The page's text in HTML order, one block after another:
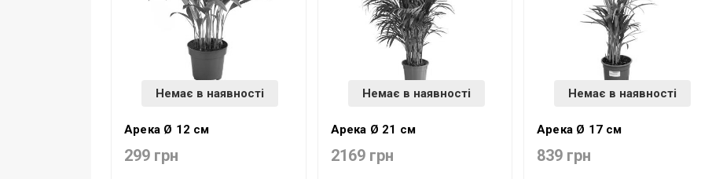
Немає в наявності
Арека Ø 12 см
299 грн
Немає в наявності
Арека Ø 21 см
2169 грн
Немає в наявності
Арека Ø 17 см
839 грн